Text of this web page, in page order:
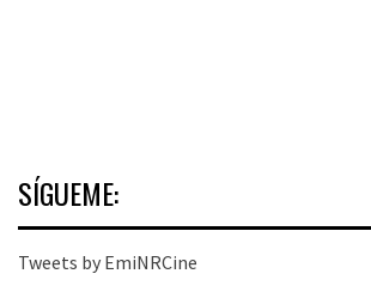
SÍGUEME:
Tweets by EmiNRCine